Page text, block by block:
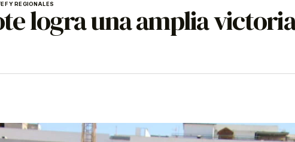
Y REGIONALESlogra una amplia